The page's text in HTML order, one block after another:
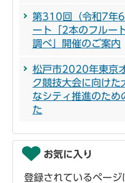
第310回（令和7年6
ート「2本のフルー
調べ」開催のご案内
松戸市2020年東京
ク競技大会に向けた
なシティ推進のため
た
お気に入り
登録されているページ